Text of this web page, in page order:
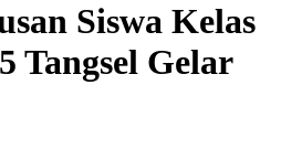
Siswa Kelas
Tangsel Gelar